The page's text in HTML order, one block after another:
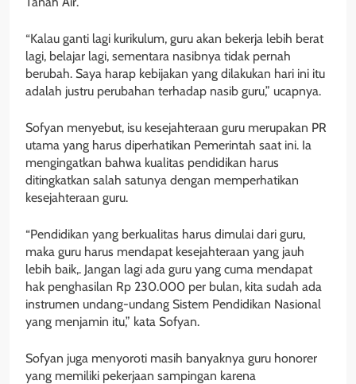
“Kalau ganti lagi kurikulum, guru akan bekerja lebih berat
lagi, belajar lagi, sementara nasibnya tidak pernah
berubah. Saya harap kebijakan yang dilakukan hari ini itu
adalah justru perubahan terhadap nasib guru,” ucapnya.
Sofyan menyebut, isu kesejahteraan guru merupakan PR
utama yang harus diperhatikan Pemerintah saat ini. Ia
mengingatkan bahwa kualitas pendidikan harus
ditingkatkan salah satunya dengan memperhatikan
kesejahteraan guru.
“Pendidikan yang berkualitas harus dimulai dari guru,
maka guru harus mendapat kesejahteraan yang jauh
lebih baik,. Jangan lagi ada guru yang cuma mendapat
hak penghasilan Rp 230.000 per bulan, kita sudah ada
instrumen undang-undang Sistem Pendidikan Nasional
yang menjamin itu,” kata Sofyan.
Sofyan juga menyoroti masih banyaknya guru honorer
yang memiliki pekerjaan sampingan karena